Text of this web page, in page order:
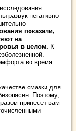
негативно
показали,
на
в целом. К
во время
смазки для
Поэтому,
принесет вам